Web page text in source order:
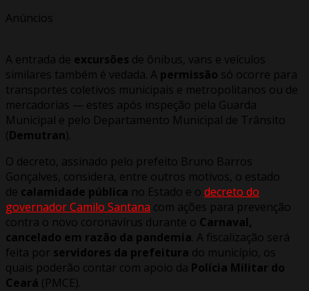
Anúncios
A entrada de excursões de ônibus, vans e veículos
similares também é vedada. A permissão só ocorre para
transportes coletivos municipais e metropolitanos ou de
mercadorias — estes após inspeção pela Guarda
Municipal e pelo Departamento Municipal de Trânsito
(Demutran).
O decreto, assinado pelo prefeito Bruno Barros
Gonçalves, considera, entre outros motivos, o estado
de calamidade pública no Estado e o decreto do
governador Camilo Santana com ações para prevenção
contra o novo coronavírus durante o Carnaval,
cancelado em razão da pandemia. A fiscalização será
feita por servidores da prefeitura do município, os
quais poderão contar com apoio da Polícia Militar do
Ceará (PMCE).